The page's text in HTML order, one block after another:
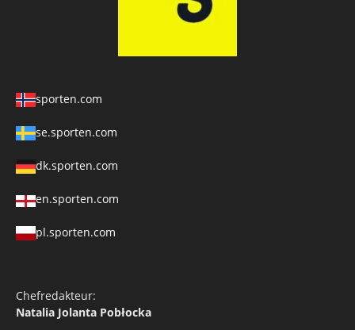
sporten.com
se.sporten.com
dk.sporten.com
en.sporten.com
pl.sporten.com
Chefredakteur:
Natalia Jolanta Pobłocka